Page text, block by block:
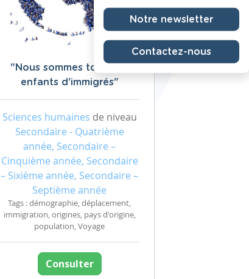
"Nous sommes tous des
enfants d'immigrés"
Sciences humaines de niveau
Secondaire - Quatrième
année, Secondaire –
Cinquième année, Secondaire
– Sixième année, Secondaire –
Septième année
Tags : démographie, déplacement,
immigration, origines, pays d'origine,
population, Voyage
Consulter
Notre newsletter
Contactez-nous